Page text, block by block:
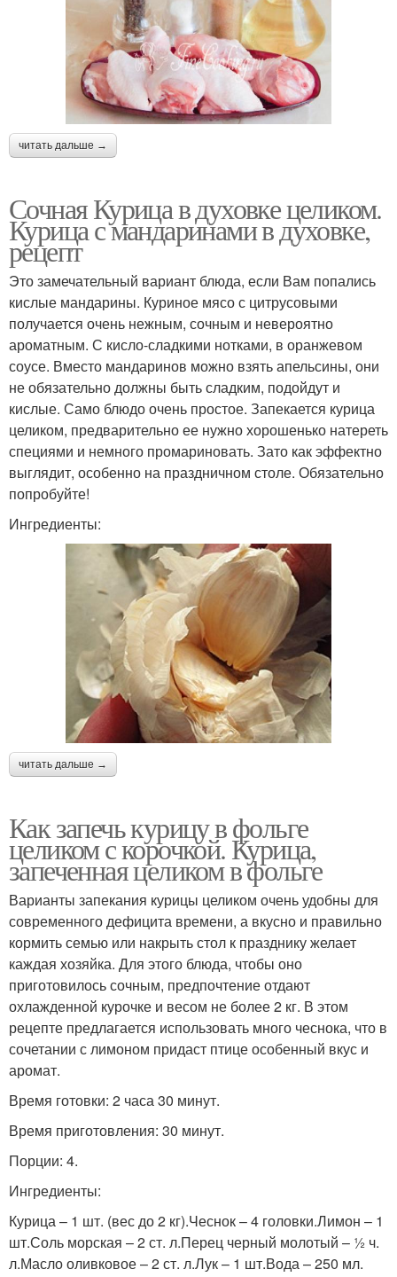
читать дальше →
Сочная Курица в духовке целиком.
Курица с мандаринами в духовке,
рецепт
Это замечательный вариант блюда, если Вам попались
кислые мандарины. Куриное мясо с цитрусовыми
получается очень нежным, сочным и невероятно
ароматным. С кисло-сладкими нотками, в оранжевом
соусе. Вместо мандаринов можно взять апельсины, они
не обязательно должны быть сладким, подойдут и
кислые. Само блюдо очень простое. Запекается курица
целиком, предварительно ее нужно хорошенько натереть
специями и немного промариновать. Зато как эффектно
выглядит, особенно на праздничном столе. Обязательно
попробуйте!
Ингредиенты:
читать дальше →
Как запечь курицу в фольге
целиком с корочкой. Курица,
запеченная целиком в фольге
Варианты запекания курицы целиком очень удобны для
современного дефицита времени, а вкусно и правильно
кормить семью или накрыть стол к празднику желает
каждая хозяйка. Для этого блюда, чтобы оно
приготовилось сочным, предпочтение отдают
охлажденной курочке и весом не более 2 кг. В этом
рецепте предлагается использовать много чеснока, что в
сочетании с лимоном придаст птице особенный вкус и
аромат.
Время готовки: 2 часа 30 минут.
Время приготовления: 30 минут.
Порции: 4.
Ингредиенты:
Курица – 1 шт. (вес до 2 кг).Чеснок – 4 головки.Лимон – 1
шт.Соль морская – 2 ст. л.Перец черный молотый – ½ ч.
л.Масло оливковое – 2 ст. л.Лук – 1 шт.Вода – 250 мл.